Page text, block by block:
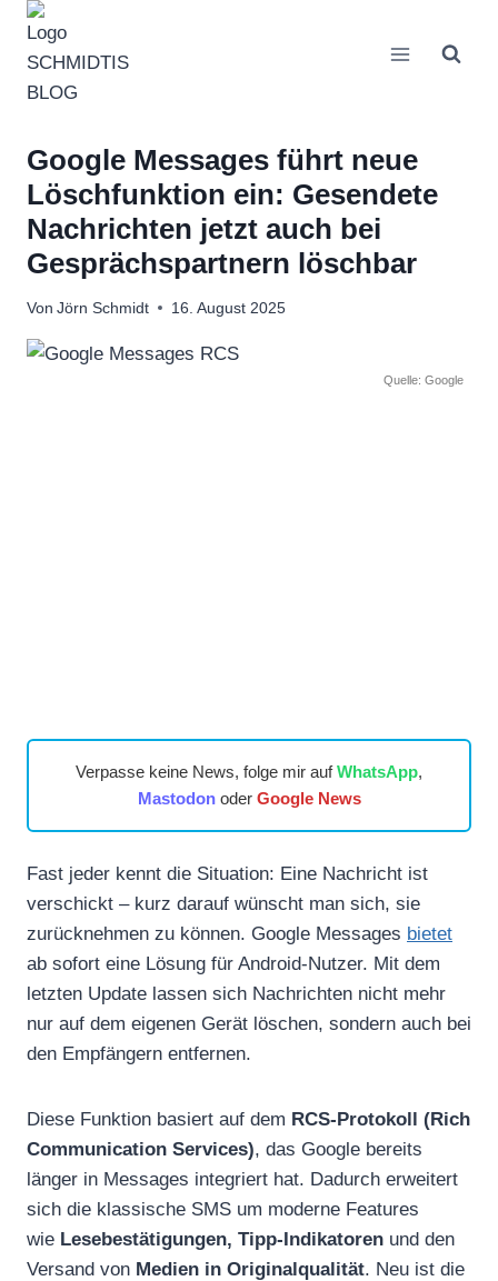
Zum
Inhalt
springen
Google Messages führt neue
Löschfunktion ein: Gesendete
Nachrichten jetzt auch bei
Gesprächspartnern löschbar
Von Jörn Schmidt 16. August 2025
Quelle: Google
Verpasse keine News, folge mir aufWhatsApp,
Mastodonoder Google News
Fast jeder kennt die Situation: Eine Nachricht ist
verschickt – kurz darauf wünscht man sich, sie
zurücknehmen zu können. Google Messages bietet
ab sofort eine Lösung für Android-Nutzer. Mit dem
letzten Update lassen sich Nachrichten nicht mehr
nur auf dem eigenen Gerät löschen, sondern auch bei
den Empfängern entfernen.
Diese Funktion basiert auf dem RCS-Protokoll (Rich
Communication Services), das Google bereits
länger in Messages integriert hat. Dadurch erweitert
sich die klassische SMS um moderne Features
wie Lesebestätigungen, Tipp-Indikatoren und den
Versand von Medien in Originalqualität. Neu ist die